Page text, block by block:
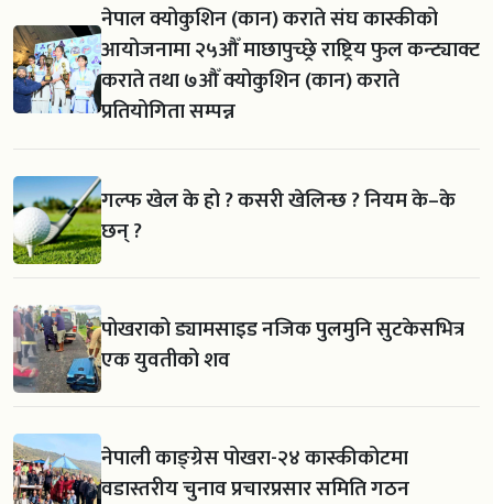
नेपाल क्योकुशिन (कान) कराते संघ कास्कीको
आयोजनामा २५औँ माछापुच्छ्रे राष्ट्रिय फुल कन्ट्याक्ट
कराते तथा ७औँ क्योकुशिन (कान) कराते
प्रतियोगिता सम्पन्न
गल्फ खेल के हो ? कसरी खेलिन्छ ? नियम के–के
छन् ?
पोखराको ड्यामसाइड नजिक पुलमुनि सुटकेसभित्र
एक युवतीको शव
नेपाली काङ्ग्रेस पोखरा-२४ कास्कीकोटमा
वडास्तरीय चुनाव प्रचारप्रसार समिति गठन